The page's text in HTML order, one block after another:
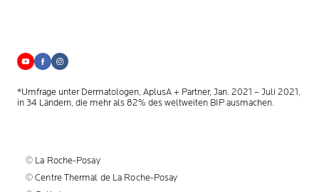
*Umfrage unter Dermatologen, AplusA + Partner, Jan. 2021 – Juli 2021,
in 34 Ländern, die mehr als 82% des weltweiten BIP ausmachen.
© La Roche-Posay
© Centre Thermal de La Roche-Posay